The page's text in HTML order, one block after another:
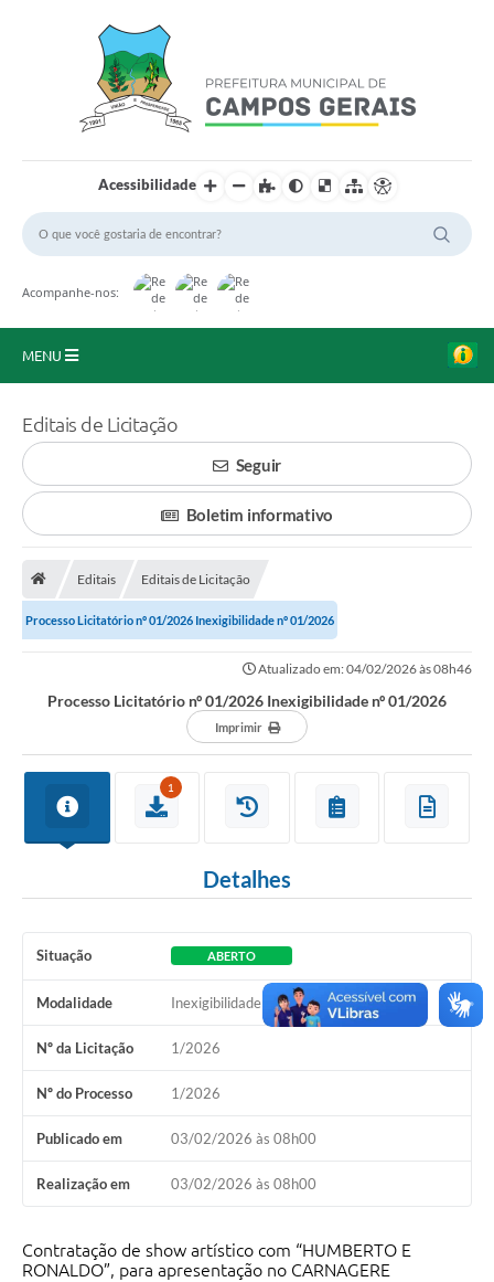
Acessibilidade
Acompanhe-nos:
MENU
O Município
A Prefeitura
Portal da Transparência
Secretarias
Mais
Editais de Licitação
Seguir
Boletim informativo
Editais Editais de Licitação
Processo Licitatório nº 01/2026 Inexigibilidade nº 01/2026
Atualizado em: 04/02/2026 às 08h46
Processo Licitatório nº 01/2026 Inexigibilidade nº 01/2026
Imprimir
1
Detalhes
Situação ABERTO
Modalidade Inexigibilidade
Nº da Licitação 1/2026
Nº do Processo 1/2026
Publicado em 03/02/2026 às 08h00
Realização em 03/02/2026 às 08h00
Contratação de show artístico com “HUMBERTO E
RONALDO”, para apresentação no CARNAGERE